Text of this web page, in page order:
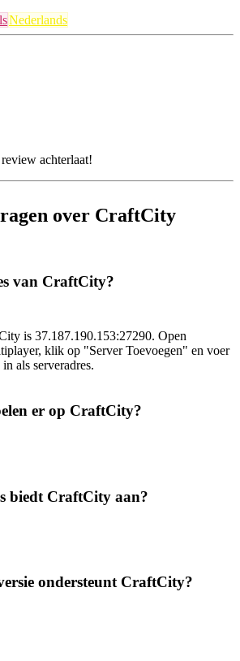
Nederlands
review achterlaat!
over CraftCity
van CraftCity?
is 37.187.190.153:27290. Open
klik op "Server Toevoegen" en voer
als serveradres.
er op CraftCity?
biedt CraftCity aan?
ondersteunt CraftCity?